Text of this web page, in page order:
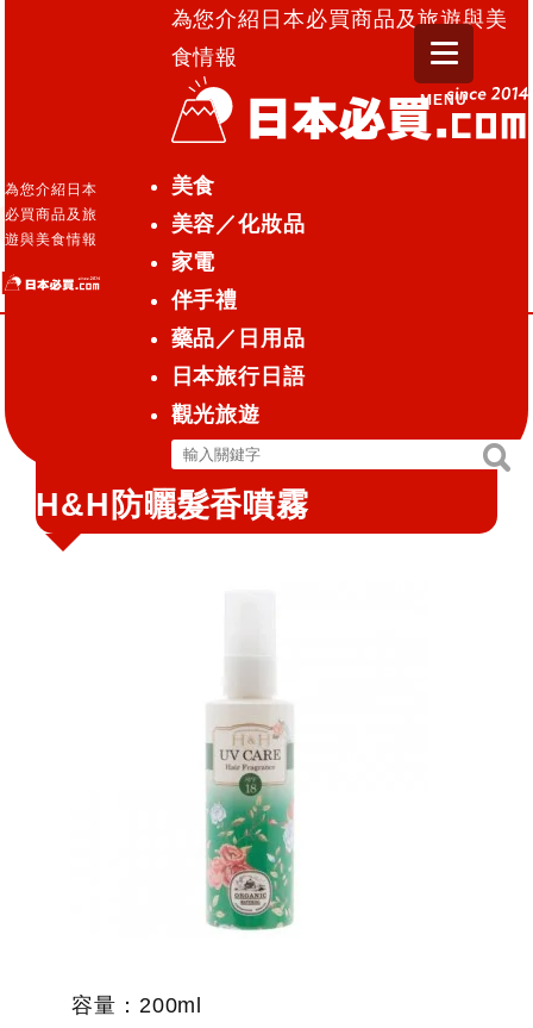
為您介紹日本
必買商品及旅
遊與美食情報
為您介紹日本必買商品及旅遊與美
食情報
美食
美容／化妝品
家電
伴手禮
藥品／日用品
日本旅行日語
觀光旅遊
搜
尋
關
搜
MENU
美容／化妝品 藥妝店化妝品
H&H防曬髮香噴霧
H&H UVケア ヘアフレグラン
H&H防曬髮香噴霧
容量：200ml